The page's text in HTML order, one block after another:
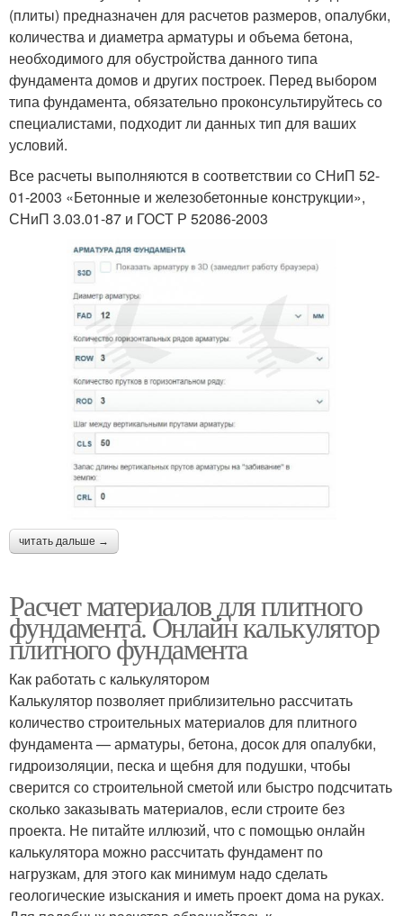
(плиты) предназначен для расчетов размеров, опалубки,
количества и диаметра арматуры и объема бетона,
необходимого для обустройства данного типа
фундамента домов и других построек. Перед выбором
типа фундамента, обязательно проконсультируйтесь со
специалистами, подходит ли данных тип для ваших
условий.
Все расчеты выполняются в соответствии со СНиП 52-
01-2003 «Бетонные и железобетонные конструкции»,
СНиП 3.03.01-87 и ГОСТ Р 52086-2003
читать дальше →
Расчет материалов для плитного
фундамента. Онлайн калькулятор
плитного фундамента
Как работать с калькулятором
Калькулятор позволяет приблизительно рассчитать
количество строительных материалов для плитного
фундамента — арматуры, бетона, досок для опалубки,
гидроизоляции, песка и щебня для подушки, чтобы
сверится со строительной сметой или быстро подсчитать
сколько заказывать материалов, если строите без
проекта. Не питайте иллюзий, что с помощью онлайн
калькулятора можно рассчитать фундамент по
нагрузкам, для этого как минимум надо сделать
геологические изыскания и иметь проект дома на руках.